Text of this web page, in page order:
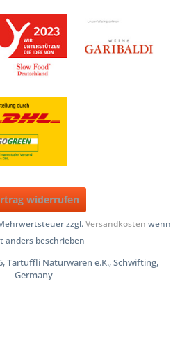
widerrufen
zzgl.Versandkosten wenn
anders beschrieben
Tartuffli Naturwaren e.K., Schwifting,
Germany